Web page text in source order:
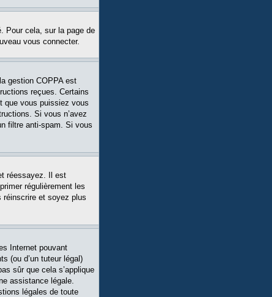
Pour cela, sur la page de
vous connecter.
gestion COPPA est
reçues. Certains
que vous puissiez vous
Si vous n’avez
filtre anti-spam. Si vous
réessayez. Il est
régulièrement les
réinscrire et soyez plus
Internet pouvant
(ou d’un tuteur légal)
sûr que cela s’applique
assistance légale.
légales de toute